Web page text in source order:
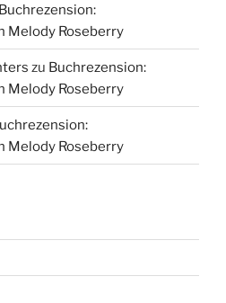
Buchrezension:
Melody Roseberry
zu Buchrezension:
Melody Roseberry
Melody Roseberry